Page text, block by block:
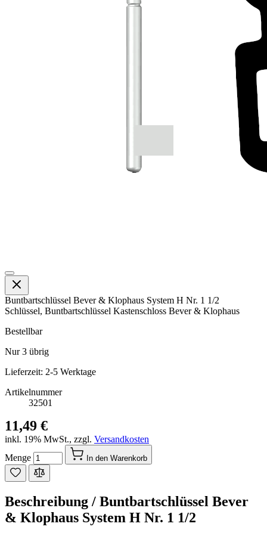
Buntbartschlüssel Bever & Klophaus System H Nr. 1 1/2
Schlüssel, Buntbartschlüssel Kastenschloss Bever & Klophaus
Bestellbar
Nur3 übrig
Lieferzeit: 2-5 Werktage
Artikelnummer
32501
11,49 €
inkl. 19% MwSt., zzgl. Versandkosten
Menge
In den Warenkorb
Beschreibung / Buntbartschlüssel Bever
& Klophaus System H Nr. 1 1/2